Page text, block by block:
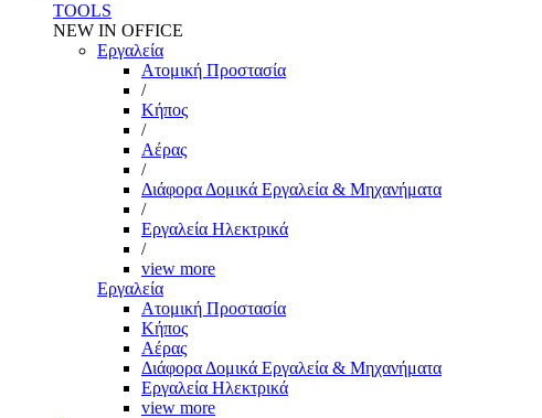
TOOLS
NEW IN OFFICE
Εργαλεία
Aτομική Προστασία
/
Kήπος
/
Αέρας
/
Διάφορα Δομικά Εργαλεία & Μηχανήματα
/
Εργαλεία Ηλεκτρικά
/
view more
Εργαλεία
Aτομική Προστασία
Kήπος
Αέρας
Διάφορα Δομικά Εργαλεία & Μηχανήματα
Εργαλεία Ηλεκτρικά
view more